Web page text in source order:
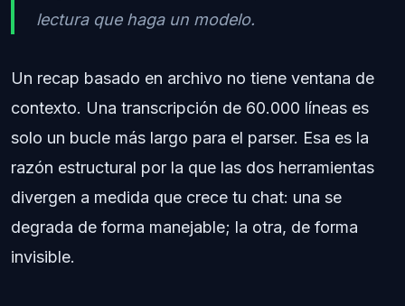
lectura que haga un modelo.
Un recap basado en archivo no tiene ventana de
contexto. Una transcripción de 60.000 líneas es
solo un bucle más largo para el parser. Esa es la
razón estructural por la que las dos herramientas
divergen a medida que crece tu chat: una se
degrada de forma manejable; la otra, de forma
invisible.